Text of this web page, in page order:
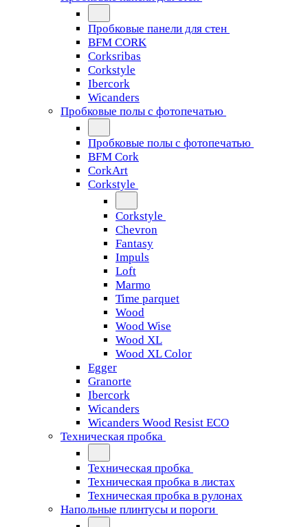
Пробковые панели для стен
BFM CORK
Corksribas
Corkstyle
Ibercork
Wicanders
Пробковые полы с фотопечатью
Пробковые полы с фотопечатью
BFM Cork
CorkArt
Corkstyle
Corkstyle
Chevron
Fantasy
Impuls
Loft
Marmo
Time parquet
Wood
Wood Wise
Wood XL
Wood XL Color
Egger
Granorte
Ibercork
Wicanders
Wicanders Wood Resist ECO
Техническая пробка
Техническая пробка
Техническая пробка в листах
Техническая пробка в рулонах
Напольные плинтусы и пороги